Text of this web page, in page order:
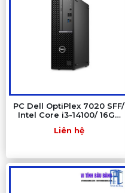
PC Dell OptiPlex 7020 SFF/
Intel Core i3-14100/ 16Gb
Liên hệ